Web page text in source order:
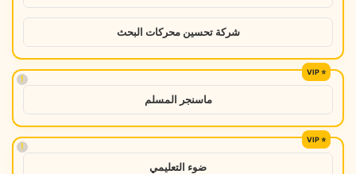
شركة تحسين محركات البحث
!
ماسنجر المسلم
!
ضوء التعليمي